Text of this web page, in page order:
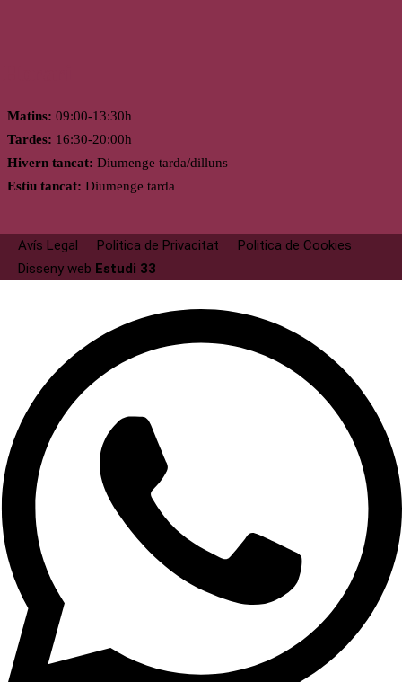
Matins: 09:00-13:30h
Tardes: 16:30-20:00h
Hivern tancat: Diumenge tarda/dilluns
Estiu tancat: Diumenge tarda
Avís Legal Politica de Privacitat
Politica de Cookies
Disseny web Estudi 33